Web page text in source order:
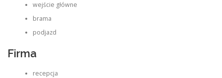
wejście główne
brama
podjazd
Firma
recepcja